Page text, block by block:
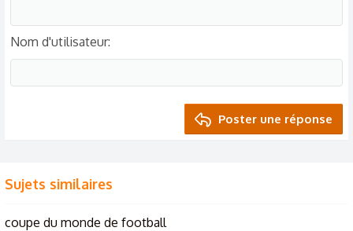
Nom d'utilisateur
Poster une réponse
Sujets similaires
coupe du monde de football